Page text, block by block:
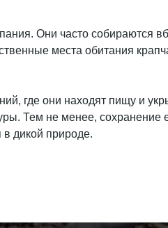
Они часто собираются
места обитания
где они находят пищу и
Тем не менее, сохранение
дикой природе.